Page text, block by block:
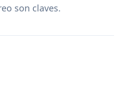
son claves.